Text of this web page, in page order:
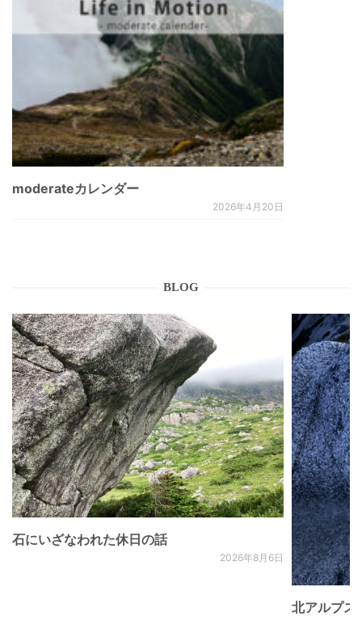
moderateカレンダー
2026年4月20日
BLOG
石にいざなわれた休日の話
2026年8月6日
北アルプ